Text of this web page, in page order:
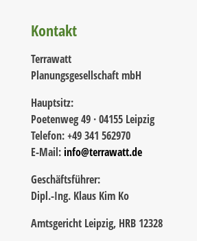
Kontakt
Terrawatt
Planungsgesellschaft mbH
Hauptsitz:
Poetenweg 49 · 04155 Leipzig
Telefon: +49 341 562970
E-Mail:info@terrawatt.de
Geschäftsführer:
Dipl.-Ing. Klaus Kim Ko
Amtsgericht Leipzig, HRB 12328